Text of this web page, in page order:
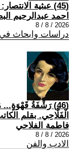
(45) عبثية الانتصار: العراق وإيران في ذكرى 8/8
احمد عبدالرحيم
2026 / 8 / 8
دراسات وابحاث في
(46) رَشْفَةُ
الْفَلَّاحِي. بقلم
فاطمة الفلاحي
2026 / 8 / 8
الادب والفن